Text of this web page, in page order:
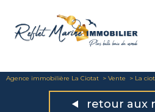
Agence immobilière La Ciotat Vente La
retour aux